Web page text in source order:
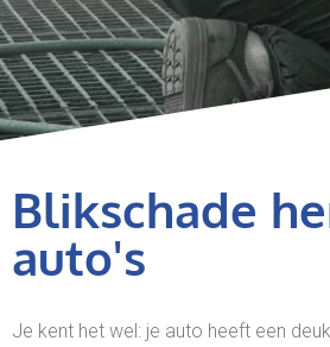
Blikschade
auto's
Je kent het wel: je auto heeft een